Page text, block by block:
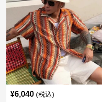
¥6,040 (税込)